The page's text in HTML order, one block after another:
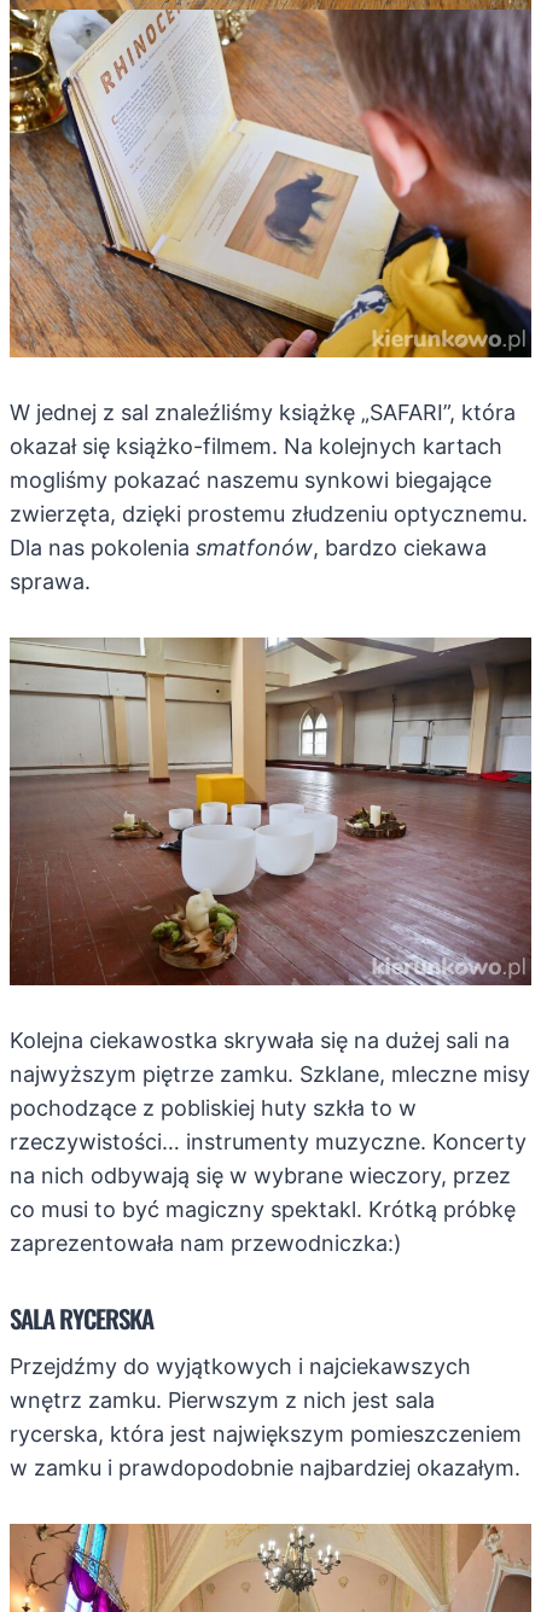
W jednej z sal znaleźliśmy książkę „SAFARI”, która
okazał się książko-filmem. Na kolejnych kartach
mogliśmy pokazać naszemu synkowi biegające
zwierzęta, dzięki prostemu złudzeniu optycznemu.
Dla nas pokolenia smatfonów, bardzo ciekawa
sprawa.
Kolejna ciekawostka skrywała się na dużej sali na
najwyższym piętrze zamku. Szklane, mleczne misy
pochodzące z pobliskiej huty szkła to w
rzeczywistości… instrumenty muzyczne. Koncerty
na nich odbywają się w wybrane wieczory, przez
co musi to być magiczny spektakl. Krótką próbkę
zaprezentowała nam przewodniczka:)
SALA RYCERSKA
Przejdźmy do wyjątkowych i najciekawszych
wnętrz zamku. Pierwszym z nich jest sala
rycerska, która jest największym pomieszczeniem
w zamku i prawdopodobnie najbardziej okazałym.